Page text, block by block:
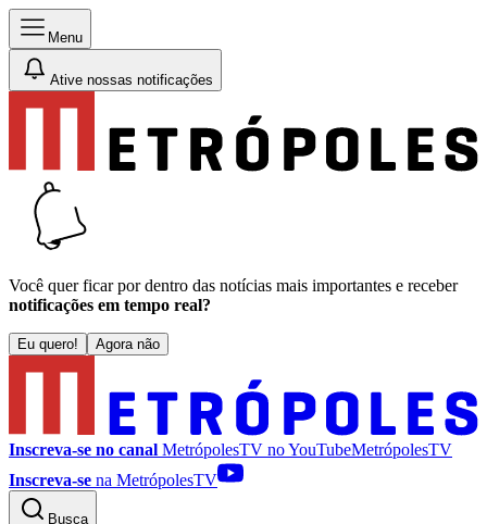
Menu
Ative nossas notificações
Você quer ficar por dentro das notícias mais importantes e receber
notificações em tempo real?
Eu quero! Agora não
Inscreva-se no canal MetrópolesTV noYouTubeMetrópolesTV
Inscreva-se na MetrópolesTV
Busca